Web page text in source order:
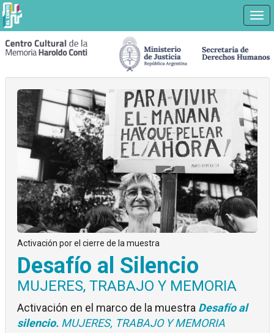
Activación por el cierre de la muestra
Desafío al Silencio
MUJERES, TRABAJO Y MEMORIA
Activación en el marco de la muestra Desafío al
silencio. MUJERES, TRABAJO Y MEMORIA